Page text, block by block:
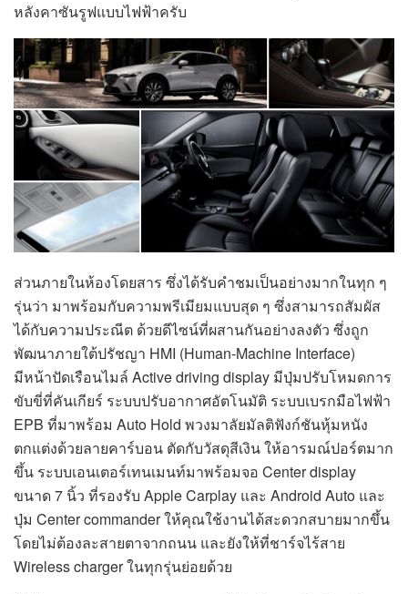
หลังคาซันรูฟแบบไฟฟ้าครับ
ส่วนภายในห้องโดยสาร ซึ่งได้รับคำชมเป็นอย่างมากในทุก ๆ
รุ่นว่า มาพร้อมกับความพรีเมียมแบบสุด ๆ ซึ่งสามารถสัมผัส
ได้กับความประณีต ด้วยดีไซน์ที่ผสานกันอย่างลงตัว ซึ่งถูก
พัฒนาภายใต้ปรัชญา HMI (Human-Machine Interface)
มีหน้าปัดเรือนไมล์ Active driving display มีปุ่มปรับโหมดการ
ขับขี่ที่คันเกียร์ ระบบปรับอากาศอัตโนมัติ ระบบเบรกมือไฟฟ้า
EPB ที่มาพร้อม Auto Hold พวงมาลัยมัลติฟังก์ชันหุ้มหนัง
ตกแต่งด้วยลายคาร์บอน ตัดกับวัสดุสีเงิน ให้อารมณ์ปอร์ตมาก
ขึ้น ระบบเอนเตอร์เทนเมนท์มาพร้อมจอ Center display
ขนาด 7 นิ้ว ที่รองรับ Apple Carplay และ Android Auto และ
ปุ่ม Center commander ให้คุณใช้งานได้สะดวกสบายมากขึ้น
โดยไม่ต้องละสายตาจากถนน และยังให้ที่ชาร์จไร้สาย
Wireless charger ในทุกรุ่นย่อยด้วย